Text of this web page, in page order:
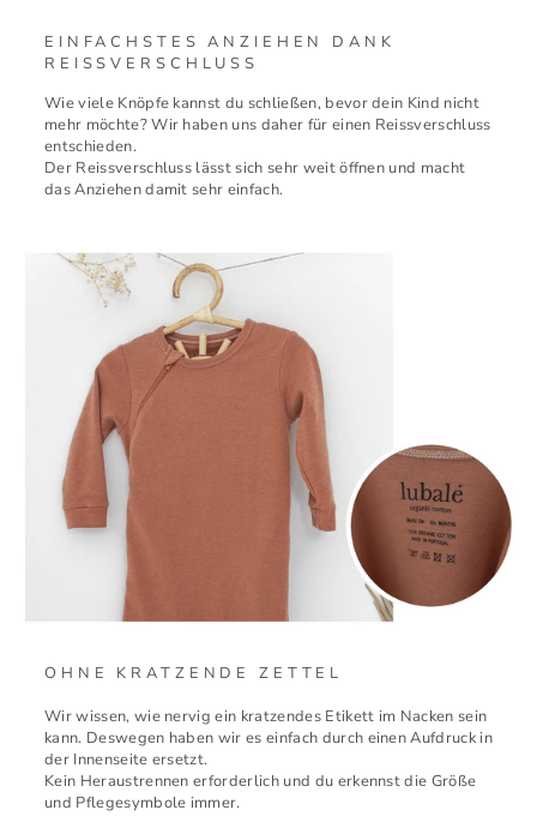
EINFACHSTES ANZIEHEN DANK
REISSVERSCHLUSS
Wie viele Knöpfe kannst du schließen, bevor dein Kind nicht
mehr möchte? Wir haben uns daher für einen Reissverschluss
entschieden.
Der Reissverschluss lässt sich sehr weit öffnen und macht
das Anziehen damit sehr einfach.
OHNE KRATZENDE ZETTEL
Wir wissen, wie nervig ein kratzendes Etikett im Nacken sein
kann. Deswegen haben wir es einfach durch einen Aufdruck in
der Innenseite ersetzt.
Kein Heraustrennen erforderlich und du erkennst die Größe
und Pflegesymbole immer.